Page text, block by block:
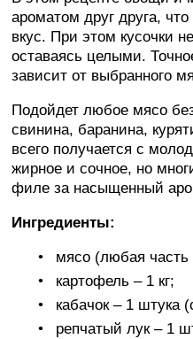
ароматом друг друга,
вкус. При этом кусочки
оставаясь целыми.
зависит от выбранного
Подойдет любое мясо
свинина, баранина,
всего получается с
жирное и сочное, но
филе за насыщенный
Ингредиенты:
мясо (любая часть
картофель – 1 кг;
кабачок – 1 штука
репчатый лук – 1